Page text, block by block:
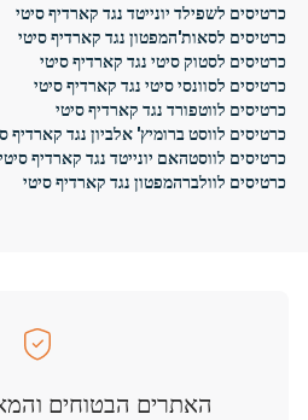
כרטיסים לשפילד יונייטד נגד קארדיף סיטי
כרטיסים לסאות'המפטון נגד קארדיף סיטי
כרטיסים לסטוק סיטי נגד קארדיף סיטי
כרטיסים לסוונסי סיטי נגד קארדיף סיטי
כרטיסים לווטפורד נגד קארדיף סיטי
כרטיסים לווסט ברומיץ' אלביון נגד קארדיף
כרטיסים לווסטהאם יונייטד נגד קארדיף סיטי
כרטיסים לוולברהמפטון נגד קארדיף סיטי
האתרים הבטוחים